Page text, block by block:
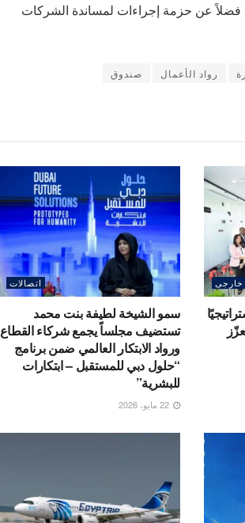
فضلاً عن حزمة إجراءات لمساندة الشركات
رواد الأعمال صندوق
خارجى اتصالات
سمو الشيخة لطيفة بنت محمد
تستضيف مجلساً يجمع شركاء القطاع
ورواد الابتكار العالمي ضمن برنامج
“حلول دبي للمستقبل – ابتكارات
للبشرية”